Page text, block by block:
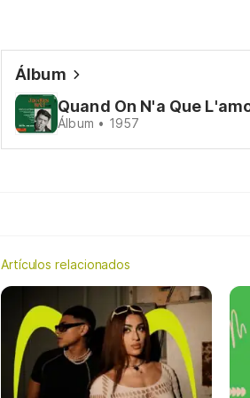
Álbum
Quand On N'a Que
Álbum • 1957
Artículos relacionados